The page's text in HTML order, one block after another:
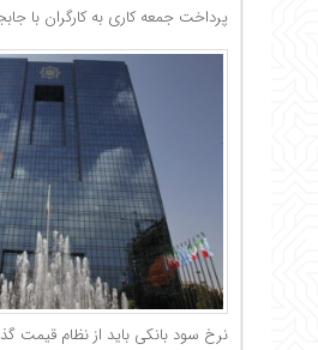
پرداخت جمعه کاری به کارگران با
نرخ سود بانکی باید از نظام قیمت